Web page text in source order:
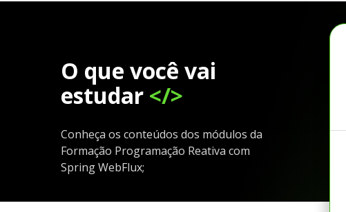
O que você vai
estudar </>
Conheça os conteúdos dos módulos da
Formação Programação Reativa com
Spring WebFlux;